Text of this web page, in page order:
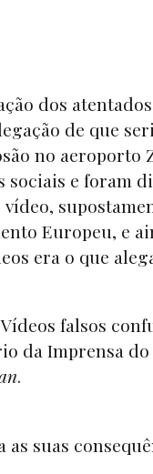
dos
de que
no aeroporto
sociais e foram
Europeu, e
era o que
falsos
da Imprensa
.
suas